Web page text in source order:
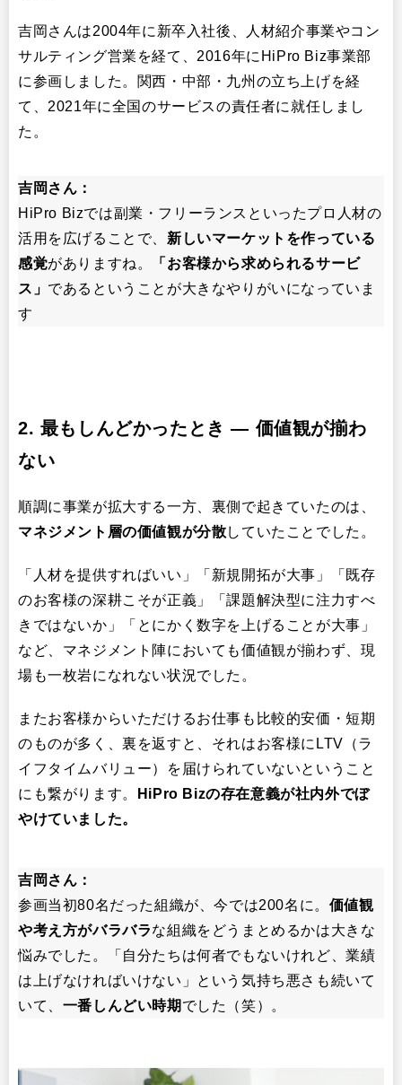
吉岡さんは2004年に新卒入社後、人材紹介事業やコン
サルティング営業を経て、2016年にHiPro Biz事業部
に参画しました。関西・中部・九州の立ち上げを経
て、2021年に全国のサービスの責任者に就任しまし
た。
吉岡さん：
HiPro Bizでは副業・フリーランスといったプロ人材の
活用を広げることで、 新しいマーケットを作っている
感覚がありますね。
「お客様から求められるサービ
ス」 であるということが大きなやりがいになっていま
す
2. 最もしんどかったとき ― 価値観が揃わ
ない
順調に事業が拡大する一方、裏側で起きていたのは、
マネジメント層の価値観が分散していたことでした。
「人材を提供すればいい」「新規開拓が大事」「既存
のお客様の深耕こそが正義」「課題解決型に注力すべ
きではないか」「とにかく数字を上げることが大事」
など、マネジメント陣においても価値観が揃わず、現
場も一枚岩になれない状況でした。
またお客様からいただけるお仕事も比較的安価・短期
のものが多く、裏を返すと、それはお客様にLTV（ラ
イフタイムバリュー）を届けられていないということ
にも繋がります。
HiPro Bizの存在意義が社内外でぼ
やけていました。
吉岡さん：
参画当初80名だった組織が、今では200名に。 価値観
や考え方がバラバラな組織をどうまとめるかは大きな
悩みでした。「自分たちは何者でもないけれど、業績
は上げなければいけない」という気持ち悪さも続いて
いて、 一番しんどい時期 でした（笑）。